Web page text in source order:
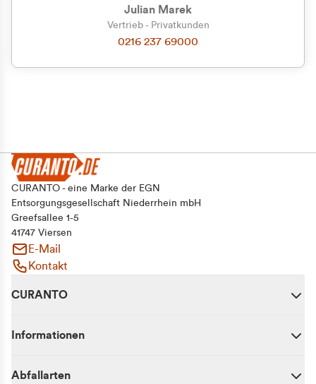
Julian Marek
Vertrieb - Privatkunden
0216 237 69000
CURANTO - eine Marke der EGN
Entsorgungsgesellschaft Niederrhein mbH
Greefsallee 1-5
41747 Viersen
E-Mail
Kontakt
CURANTO
Informationen
Abfallarten